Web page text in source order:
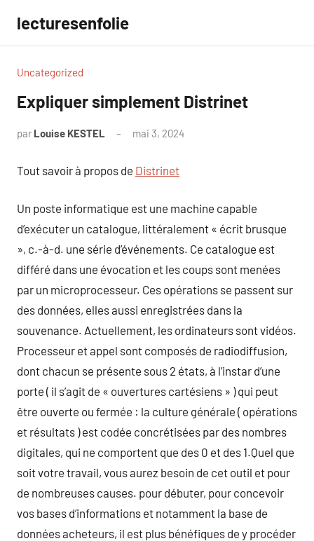
contenu
lecturesenfolie
Uncategorized
Expliquer simplement Distrinet
par Louise KESTEL mai 3, 2024
Tout savoir à propos de Distrinet
Un poste informatique est une machine capable
d’exécuter un catalogue, littéralement « écrit brusque
», c.-à-d. une série d’événements. Ce catalogue est
différé dans une évocation et les coups sont menées
par un microprocesseur. Ces opérations se passent sur
des données, elles aussi enregistrées dans la
souvenance. Actuellement, les ordinateurs sont vidéos.
Processeur et appel sont composés de radiodiffusion,
dont chacun se présente sous 2 états, à l’instar d’une
porte ( il s’agit de « ouvertures cartésiens » ) qui peut
être ouverte ou fermée : la culture générale ( opérations
et résultats ) est codée concrétisées par des nombres
digitales, qui ne comportent que des 0 et des 1.Quel que
soit votre travail, vous aurez besoin de cet outil et pour
de nombreuses causes. pour débuter, pour concevoir
vos bases d’informations et notamment la base de
données acheteurs, il est plus bénéfiques de y procéder